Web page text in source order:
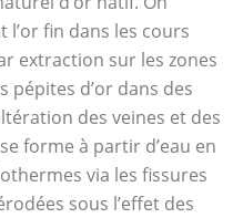
fin dans les cours
extraction sur les zones
pépites d’or dans des
des veines et des
forme à partir d’eau en
via les fissures
sous l’effet des